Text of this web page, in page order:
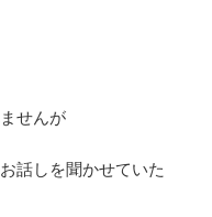
せんが
話しを聞かせていた